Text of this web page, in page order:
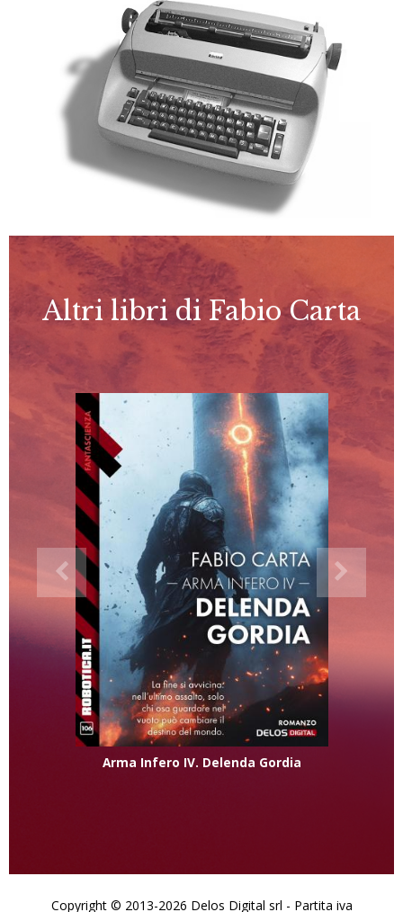
Altri libri di Fabio Carta
Arma Infero IV. Delenda Gordia
Copyright © 2013-2026 Delos Digital srl - Partita iva